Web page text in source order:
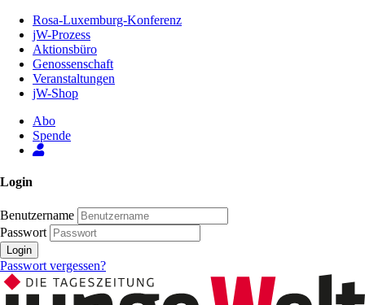
Inhalt
Seite
Rosa-Luxemburg-Konferenz
jW-Prozess
Aktionsbüro
Genossenschaft
Veranstaltungen
jW-Shop
Abo
Spende
Login
Benutzername
Passwort
Login
Passwort vergessen?